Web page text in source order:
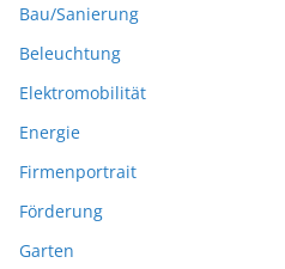
Bau/Sanierung
Beleuchtung
Elektromobilität
Energie
Firmenportrait
Förderung
Garten